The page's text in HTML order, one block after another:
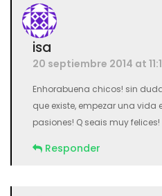
isa
20 septiembre 2014 at
Enhorabuena chicos! sin
que existe, empezar una
pasiones! Q seais muy felices!
Responder